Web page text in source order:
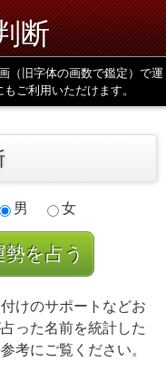
断
（旧字体の画数で鑑定）で運
ご利用いただけます。
男 女
けのサポートなどお
った名前を統計した
考にご覧ください。